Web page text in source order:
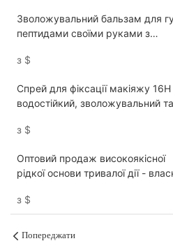
Зволожувальний бальзам для
пептидами своїми руками з
з $
Спрей для фіксації макіяжу 16H
водостійкий, зволожувальний та
з $
Оптовий продаж високоякісної
рідкої основи тривалої дії -
з $
Попереджати